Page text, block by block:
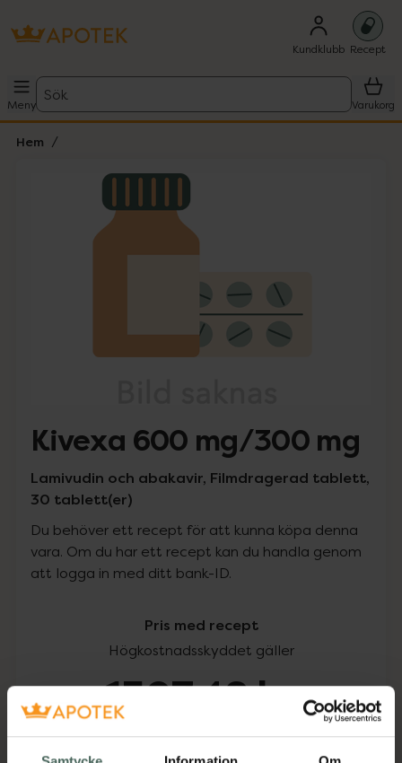
Kundklubb Recept
Meny
Sök
Varukorg
Hem
Lista: . Innehåller 1 objekt.
Kivexa 600 mg/300 mg
Lamivudin och abakavir, Filmdragerad tablett,
30 tablett(er)
Du behöver ett recept för att kunna köpa denna
vara. Om du har ett recept kan du handla genom
att logga in med ditt bank-ID.
Pris med recept
Högkostnadsskyddet gäller
1507,42 kr
I apotek:1507,42 kr